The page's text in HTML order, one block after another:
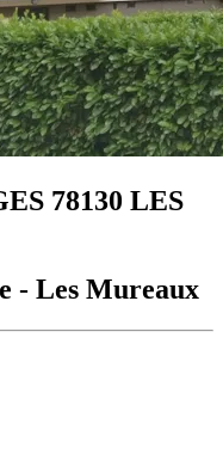
78130 LES
- Les Mureaux